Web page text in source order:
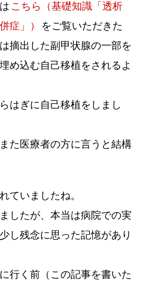
こちら（基礎知識「透析
症」）
をご覧いただきた
摘出した副甲状腺の一部を
め込む自己移植をされるよ
はぎに自己移植をしまし
た医療者の方に言うと結構
ていましたね。
したが、本当は病院での実
し残念に思った記憶があり
行く前（この記事を書いた